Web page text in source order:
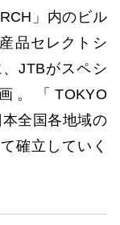
」内のビル
品セレクトシ
JTBがスペシ
。「TOKYO
全国各地域の
確立していく